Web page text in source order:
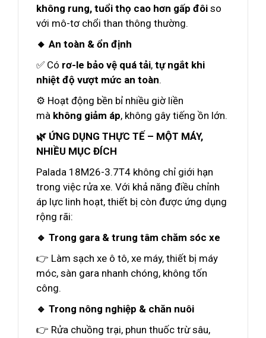
không rung, tuổi thọ cao hơn gấp đôi so
với mô-tơ chổi than thông thường.
🔸 An toàn & ổn định
✅ Có rơ-le bảo vệ quá tải, tự ngắt khi
nhiệt độ vượt mức an toàn.
⚙️ Hoạt động bền bỉ nhiều giờ liền
mà không giảm áp, không gây tiếng ồn lớn.
🌿 ỨNG DỤNG THỰC TẾ – MỘT MÁY,
NHIỀU MỤC ĐÍCH
Palada 18M26-3.7T4 không chỉ giới hạn
trong việc rửa xe. Với khả năng điều chỉnh
áp lực linh hoạt, thiết bị còn được ứng dụng
rộng rãi:
🔹 Trong gara & trung tâm chăm sóc xe
👉 Làm sạch xe ô tô, xe máy, thiết bị máy
móc, sàn gara nhanh chóng, không tốn
công.
🔹 Trong nông nghiệp & chăn nuôi
👉 Rửa chuồng trại, phun thuốc trừ sâu,